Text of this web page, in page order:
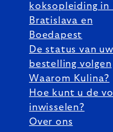
koksopleiding in
Bratislava en
Boedapest
De status van uw
bestelling volgen
Waarom Kulina?
Hoe kunt u de
inwisselen?
Over ons